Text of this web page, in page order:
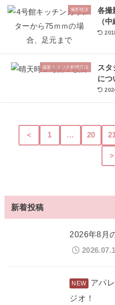
撮影技法
各撮
（中
撮影スタジオ利用方法
スタ
につ
＜ 1 … 20
＞
新着投稿
2026年8月
アパ
ジオ！